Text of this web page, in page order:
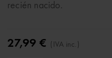
recién nacido.
27,99 € (IVA inc.)